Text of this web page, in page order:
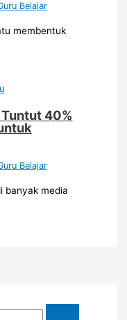
Belajar
membentuk
40%
Belajar
banyak media